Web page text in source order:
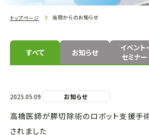
トップページ 当院からのお知らせ
すべて お知らせ
イベント・
セミナー
2025.05.09 お知らせ
高橋医師が膵切除術のロボット支援手
されました